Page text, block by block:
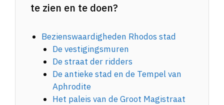
te zien en te doen?
Bezienswaardigheden Rhodos stad
De vestigingsmuren
De straat der ridders
De antieke stad en de Tempel van
Aphrodite
Het paleis van de Groot Magistraat